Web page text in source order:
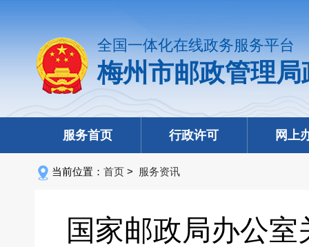
全国一体化在线政务服务平台
梅州市邮政管理
服务首页 行政许可 网上
当前位置： 首页 > 服务资讯
国家邮政局办公